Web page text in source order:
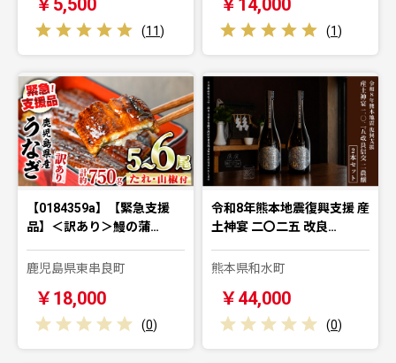
￥5,500
(11)
￥14,000
(1)
【0184359a】【緊急支援
品】＜訳あり＞鰻の蒲…
鹿児島県東串良町
￥18,000
(0)
令和8年熊本地震復興支援 産
土神宴 二〇二五 改良…
熊本県和水町
￥44,000
(0)